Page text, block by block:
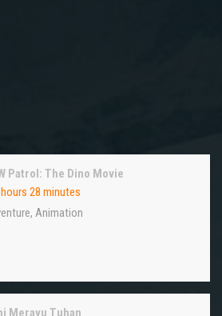
Patrol: The Dino Movie
28 minutes
, Animation
Merayu Tuhan